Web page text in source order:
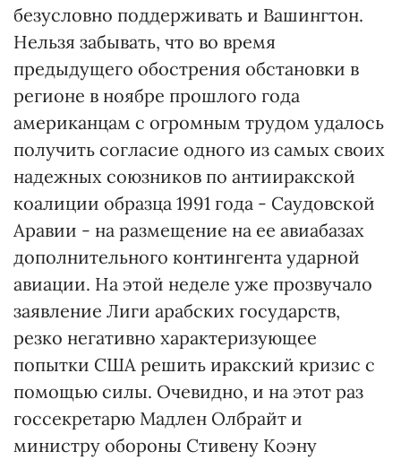
безусловно поддерживать и Вашингтон.
Нельзя забывать, что во время
предыдущего обострения обстановки в
регионе в ноябре прошлого года
американцам с огромным трудом удалось
получить согласие одного из самых своих
надежных союзников по антииракской
коалиции образца 1991 года - Саудовской
Аравии - на размещение на ее авиабазах
дополнительного контингента ударной
авиации. На этой неделе уже прозвучало
заявление Лиги арабских государств,
резко негативно характеризующее
попытки США решить иракский кризис с
помощью силы. Очевидно, и на этот раз
госсекретарю Мадлен Олбрайт и
министру обороны Стивену Коэну